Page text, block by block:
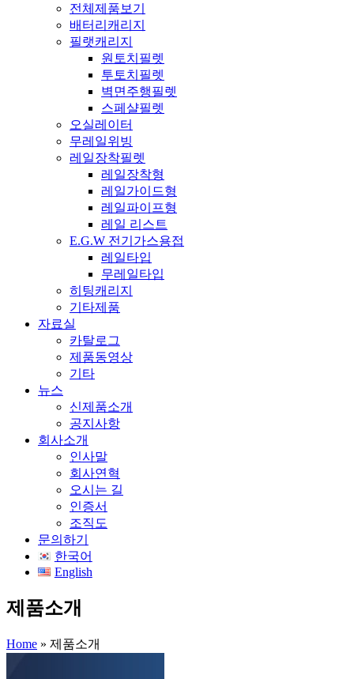
전체제품보기
배터리캐리지
필랫캐리지
원토치필렛
투토치필렛
벽면주행필렛
스페샬필렛
오실레이터
무레일위빙
레일장착필렛
레일장착형
레일가이드형
레일파이프형
레일 리스트
E.G.W 전기가스용접
레일타입
무레일타입
히팅캐리지
기타제품
자료실
카탈로그
제품동영상
기타
뉴스
신제품소개
공지사항
회사소개
인사말
회사연혁
오시는 길
인증서
조직도
문의하기
한국어
English
제품소개
Home » 제품소개